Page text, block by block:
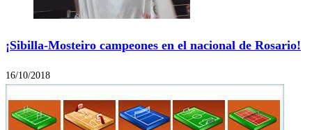
¡Sibilla-Mosteiro campeones en el nacional de Rosario!
16/10/2018